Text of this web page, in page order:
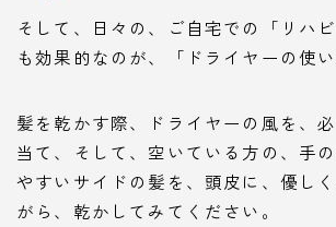
そして、日々の、ご自宅での「リハ
も効果的なのが、「ドライヤーの使い
髪を乾かす際、ドライヤーの風を、
当て、そして、空いている方の、手
やすいサイドの髪を、頭皮に、優し
がら、乾かしてみてください。